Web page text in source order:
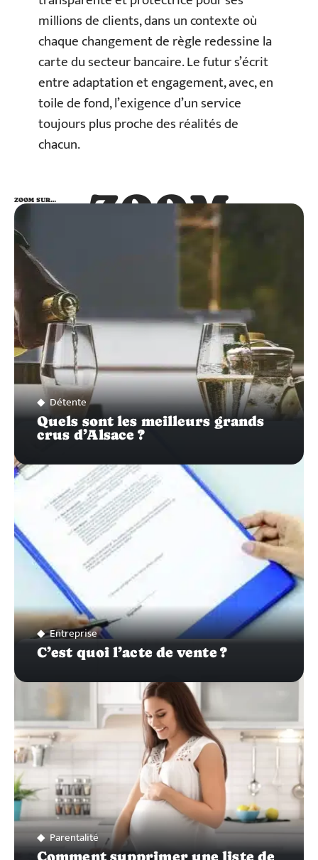
millions de clients, dans un contexte où
chaque changement de règle redessine la
carte du secteur bancaire. Le futur s’écrit
entre adaptation et engagement, avec, en
toile de fond, l’exigence d’un service
toujours plus proche des réalités de
chacun.
ZOOM
SUR…
ZOOM SUR…
Détente
Quels sont les meilleurs grands
crus d’Alsace ?
Entreprise
C’est quoi l’acte de vente ?
Parentalité
Comment supprimer une liste de